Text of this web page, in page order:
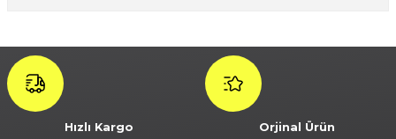
Ürün resmi kalitesiz, bozuk veya görüntülenemiyor.
Ürün açıklamasında eksik bilgiler bulunuyor.
Ürün bilgilerinde hatalar bulunuyor.
Sitemize ilk yorumu siz yapın!
Deneyimini Paylaş
Hızlı Kargo
Orjinal Ürün